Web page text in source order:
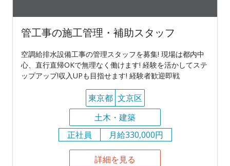
管工事の施工管理・補助スタッフ
空調給排水設備工事の管理スタッフを募集! 現場は都内中
心、直行直帰OKで無理なく働けます! 経験を活かしてステ
ップアップ!収入UPも目指せます! 経験者歓迎即戦
東京都 文京区
土木・建築
正社員
月給330,000円
詳細を見る